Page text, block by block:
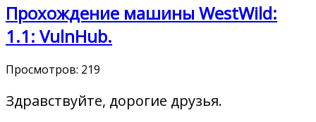
Прохождение машины WestWild:
1.1: VulnHub.
Просмотров: 219
Здравствуйте, дорогие друзья.